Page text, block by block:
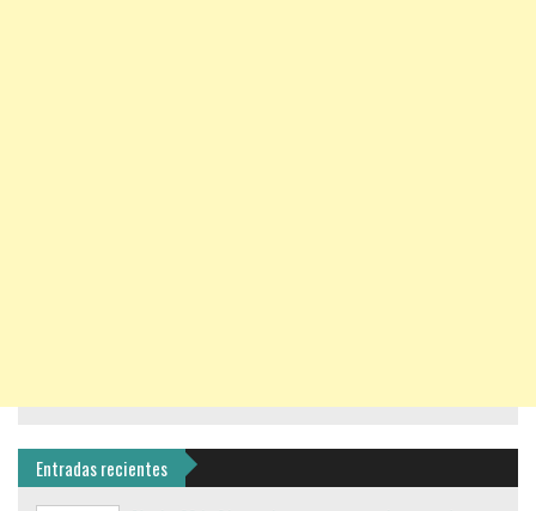
Entradas recientes